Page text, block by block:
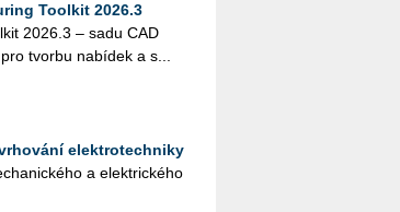
Toolkit 2026.3
2026.3 – sadu CAD
tvor­bu na­bí­dek a s...
elektrotechniky
a elek­tric­ké­ho